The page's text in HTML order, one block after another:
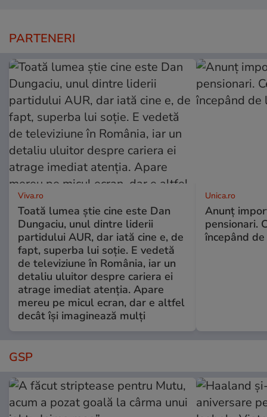
PARTENERI
Viva.ro
Toată lumea știe cine este Dan
Dungaciu, unul dintre liderii
partidului AUR, dar iată cine e, de
fapt, superba lui soție. E vedetă
de televiziune în România, iar un
detaliu uluitor despre cariera ei
atrage imediat atenția. Apare
mereu pe micul ecran, dar e altfel
decât își imaginează mulți
Unica.ro
Anunț
pensionari.
începând
GSP